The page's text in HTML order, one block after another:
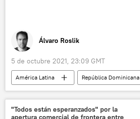
Álvaro Roslik
5 de octubre 2021, 23:09 GMT
América Latina
República Dominicana
Centroamérica
paraíso fiscal
offshore
Luis Abinader
"Todos están esperanzados" por la
apertura comercial de frontera entre